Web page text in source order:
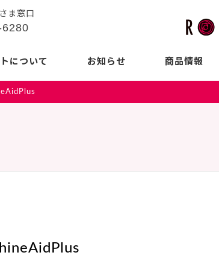
について お知らせ 商品情報
ま窓口